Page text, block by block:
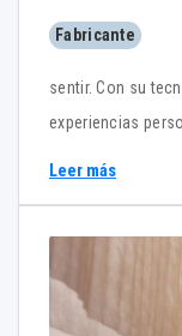
Fabricante
sentir. Con su
experiencias
Leer más